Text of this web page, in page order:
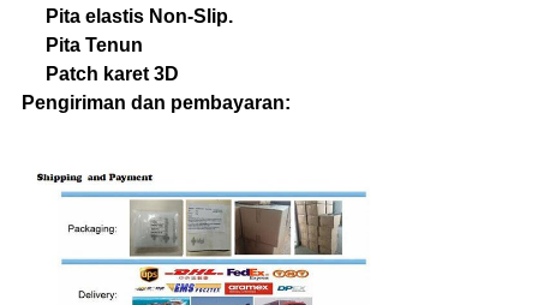
Pita elastis Non-Slip.
Pita Tenun
Patch karet 3D
Pengiriman dan pembayaran: